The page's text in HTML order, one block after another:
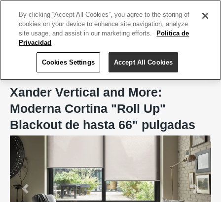
Xander Vertical and More
Xander Vertical and More:
Moderna Cortina "Roll Up"
Blackout de hasta 66" pulgadas
Previous Next
By clicking “Accept All Cookies”, you agree to the storing of
cookies on your device to enhance site navigation, analyze
site usage, and assist in our marketing efforts.
Politica de
Privacidad
Cookies Settings Accept All Cookies